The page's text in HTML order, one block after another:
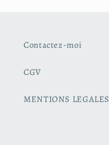
Contactez-moi
CGV
MENTIONS LEGALES